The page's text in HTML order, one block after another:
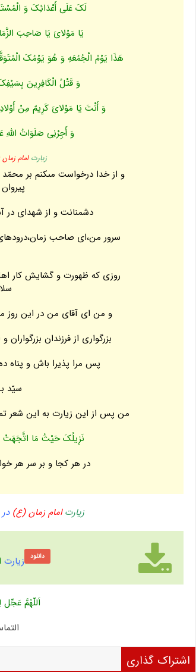
لَکَ عَلَى أَعْدَائِکَ وَ
یَا مَوْلایَ یَا صَاحِبَ
هَذَا یَوْمُ الْجُمُعَهِ وَ هُوَ یَوْمُکَ
وَ قَتْلُ الْکَافِرِینَ
وَ أَنْتَ یَا مَوْلایَ کَرِیمٌ مِنْ
وَ أَجِرْنِی صَلَوَاتُ
زیارت امام
و از خدا درخواست مى‏کنم بر محمّد
دشمنانت و از شهداى در
سرور من،اى صاحب‏ زمان،درودهاى
روزى که ظهورت و گشایش کار
و من اى آقاى من در این روز
بزرگوارى از فرزندان‏
پس مرا پذیرا باش و پناه
سیّد
من پس از این زیارت به این شعر
نَزِیلُکَ حَیْثُ مَا اتَّجَهَتْ
در هر کجا و بر سر هر
زیارتامام زمان (ع)
دانلود زیارت
اَللّهُمَّ عَجِّل
اشتراک گذاری